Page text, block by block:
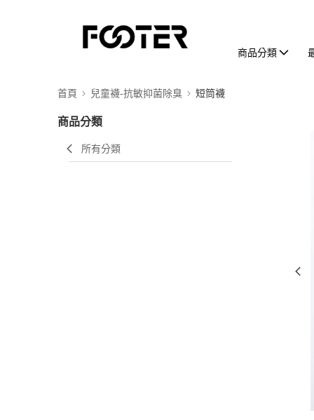
商品分類
首頁 兒童襪-抗敏抑菌除臭 短筒襪
商品分類
所有分類